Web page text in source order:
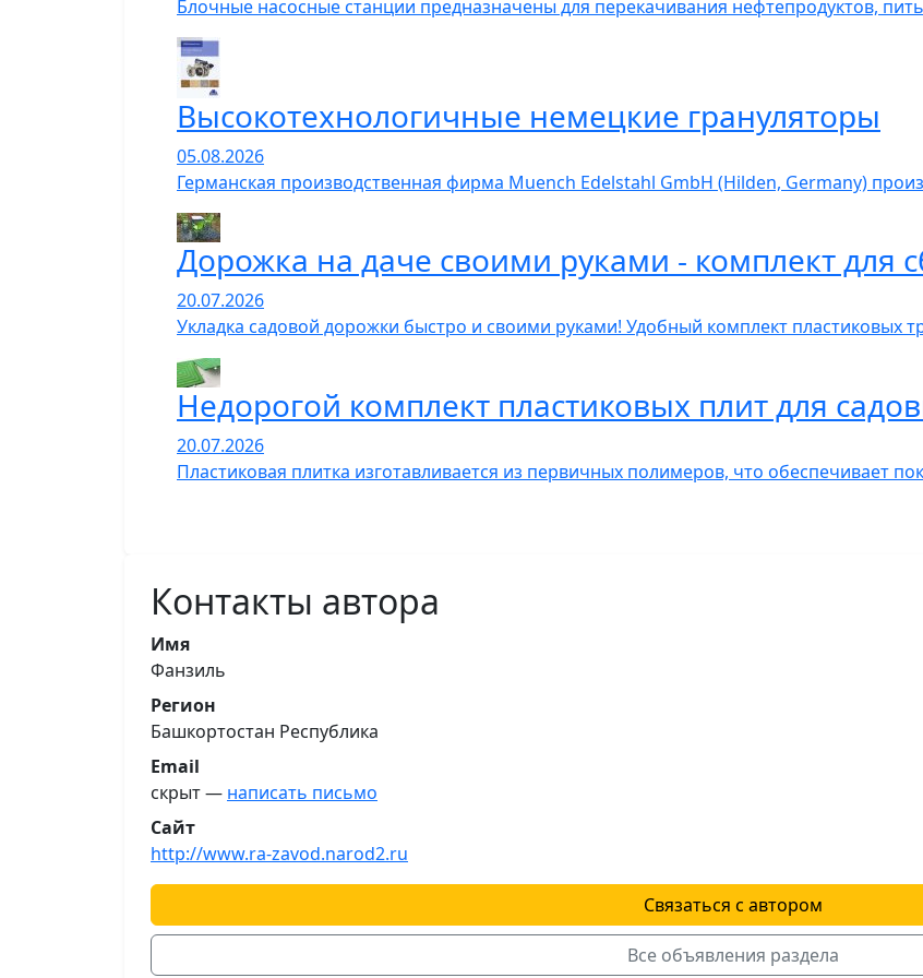
Блочные насосные станции предназначены для перекачивания нефтепродуктов,
Высокотехнологичные немецкие грануляторы
05.08.2026
Германская производственная фирма Muench Edelstahl GmbH (Hilden, Germany)
Дорожка на даче своими руками - комплект для
20.07.2026
Укладка садовой дорожки быстро и своими руками! Удобный комплект пластиковых
Недорогой комплект пластиковых плит для
20.07.2026
Пластиковая плитка изготавливается из первичных полимеров, что обеспечивает
Контакты автора
Имя
Фанзиль
Регион
Башкортостан Республика
Email
скрыт — написать письмо
Сайт
http://www.ra-zavod.narod2.ru
Связаться с автором
Все объявления раздела